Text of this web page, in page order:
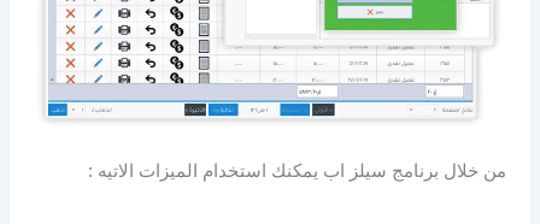
من خلال برنامج سيلز اب يمكنك استخدام الميزات الاتيه :